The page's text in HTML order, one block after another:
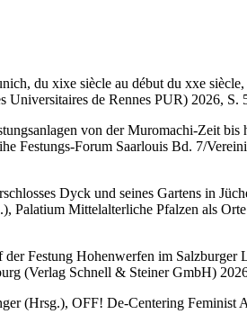
du xixe siècle au début du xxe
Universitaires de Rennes PUR) 2026, S.
von der Muromachi-Zeit
Festungs-Forum Saarlouis Bd. 7/
Dyck und seines Gartens in
Palatium Mittelalterliche Pfalzen als
Festung Hohenwerfen im
(Verlag Schnell & Steiner GmbH)
(Hrsg.), OFF! De-Centering